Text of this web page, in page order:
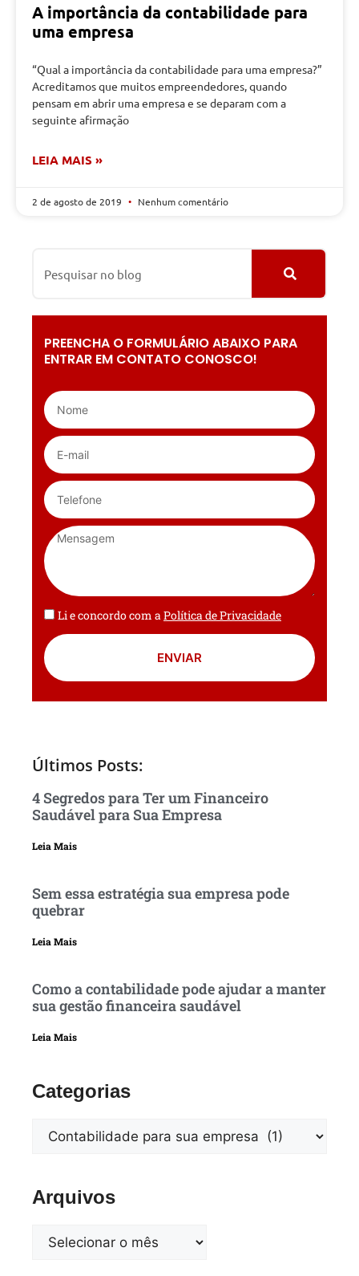
A importância da contabilidade para
uma empresa
“Qual a importância da contabilidade para uma empresa?”
Acreditamos que muitos empreendedores, quando
pensam em abrir uma empresa e se deparam com a
seguinte afirmação
LEIA MAIS »
2 de agosto de 2019 Nenhum comentário
PREENCHA O FORMULÁRIO ABAIXO PARA
ENTRAR EM CONTATO CONOSCO!
Li e concordo com aPolítica de Privacidade
ENVIAR
Últimos Posts:
4 Segredos para Ter um Financeiro
Saudável para Sua Empresa
Leia Mais
Sem essa estratégia sua empresa pode
quebrar
Leia Mais
Como a contabilidade pode ajudar a manter
sua gestão financeira saudável
Leia Mais
Categorias
Arquivos